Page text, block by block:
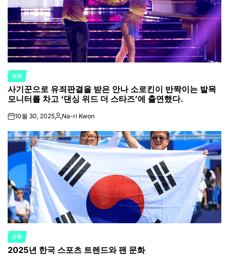
POSTED
IN
오락
사기꾼으로 유죄판결을 받은 안나 소로킨이 반짝이는 발목
모니터를 차고 ‘댄싱 위드 더 스타즈’에 출연했다.
on10월 30, 2025Posted
Na-ri Kwon
POSTED
IN
오락
2025년 한국 스포츠 트렌드와 팬 문화